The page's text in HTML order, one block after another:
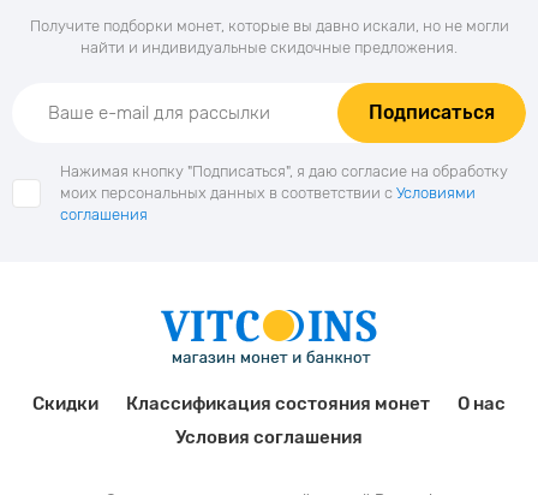
Получите подборки монет, которые вы давно искали, но не могли
найти и индивидуальные скидочные предложения.
Подписаться
Нажимая кнопку "Подписаться", я даю согласие на обработку
моих персональных данных в соответствии с Условиями
соглашения
Скидки Классификация состояния монет
О нас
Условия соглашения